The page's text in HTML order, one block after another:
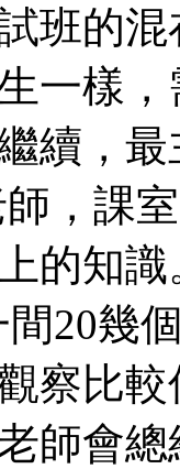
班的
一樣
續，
，課室
的知
20幾
察比
師會